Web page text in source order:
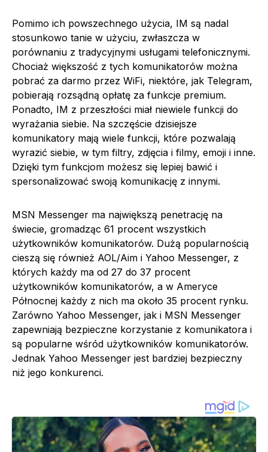
Pomimo ich powszechnego użycia, IM są nadal
stosunkowo tanie w użyciu, zwłaszcza w
porównaniu z tradycyjnymi usługami telefonicznymi.
Chociaż większość z tych komunikatorów można
pobrać za darmo przez WiFi, niektóre, jak Telegram,
pobierają rozsądną opłatę za funkcje premium.
Ponadto, IM z przeszłości miał niewiele funkcji do
wyrażania siebie. Na szczęście dzisiejsze
komunikatory mają wiele funkcji, które pozwalają
wyrazić siebie, w tym filtry, zdjęcia i filmy, emoji i inne.
Dzięki tym funkcjom możesz się lepiej bawić i
spersonalizować swoją komunikację z innymi.
MSN Messenger ma największą penetrację na
świecie, gromadząc 61 procent wszystkich
użytkowników komunikatorów. Dużą popularnością
cieszą się również AOL/Aim i Yahoo Messenger, z
których każdy ma od 27 do 37 procent
użytkowników komunikatorów, a w Ameryce
Północnej każdy z nich ma około 35 procent rynku.
Zarówno Yahoo Messenger, jak i MSN Messenger
zapewniają bezpieczne korzystanie z komunikatora i
są popularne wśród użytkowników komunikatorów.
Jednak Yahoo Messenger jest bardziej bezpieczny
niż jego konkurenci.